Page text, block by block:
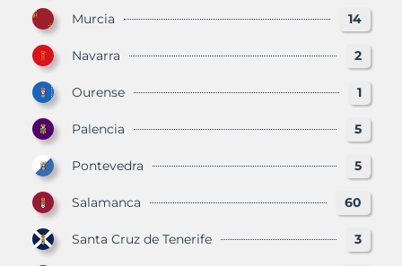
Murcia 14
Navarra 2
Ourense 1
Palencia 5
Pontevedra 5
Salamanca 60
Santa Cruz de Tenerife 3